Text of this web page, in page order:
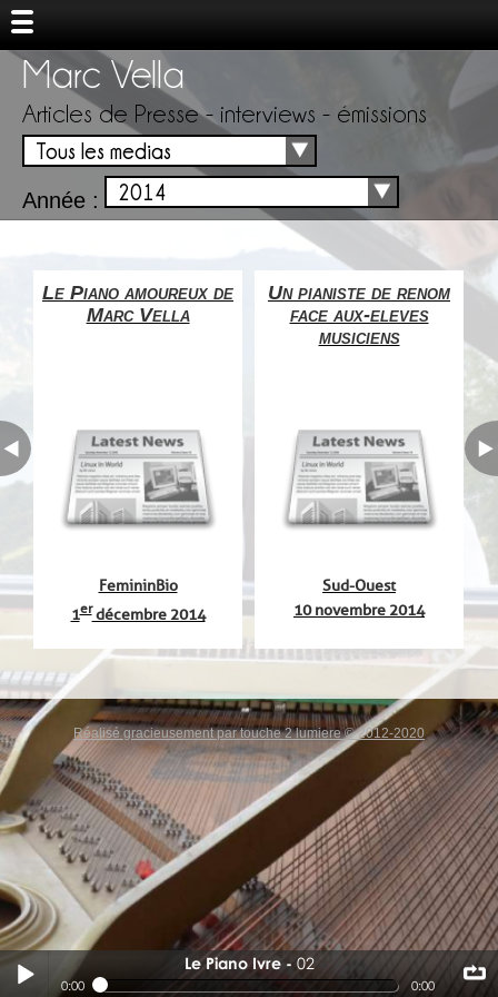
Marc Vella
Articles de Presse - interviews - émissions
Tous les medias
Année : 2014
Le Piano amoureux de
Marc Vella
FemininBio
1erdécembre 2014
Un pianiste de renom
face aux-eleves
musiciens
Sud-Ouest
10 novembre 2014
Le Piano Ivre 02
0:00 0:00
02
Réalisé gracieusement par touche 2 lumiere © 2012-2020